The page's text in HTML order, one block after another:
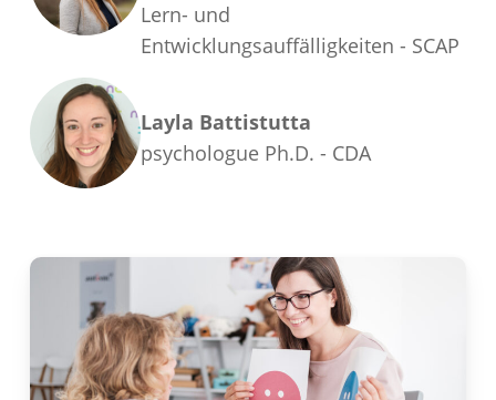
Lern- und
Entwicklungsauffälligkeiten - SCAP
Layla Battistutta
psychologue Ph.D. - CDA